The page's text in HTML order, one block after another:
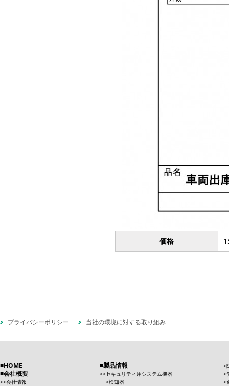
価格
プライバシーポリシー 当社の環境に対する取り組み
HOME
会社概要
会社情報
製品情報
セキュリティ用システム機器
検知器